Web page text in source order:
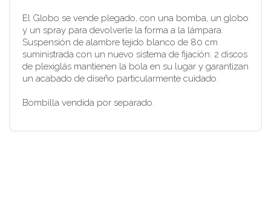
El Globo se vende plegado, con una bomba, un globo
y un spray para devolverle la forma a la lámpara.
Suspensión de alambre tejido blanco de 80 cm
suministrada con un nuevo sistema de fijación: 2 discos
de plexiglás mantienen la bola en su lugar y garantizan
un acabado de diseño particularmente cuidado.
Bombilla vendida por separado.